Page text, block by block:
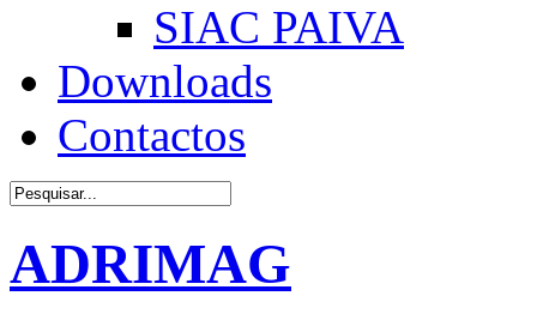
SIAC PAIVA
Downloads
Contactos
ADRIMAG